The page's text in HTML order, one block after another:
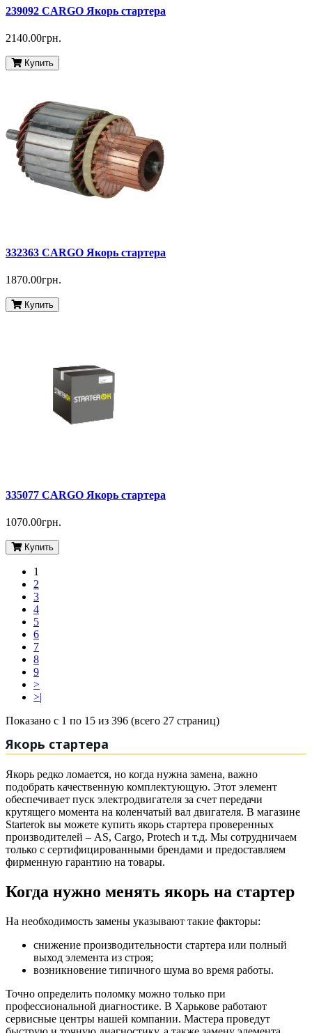
239092 CARGO Якорь стартера
2140.00грн.
Купить
332363 CARGO Якорь стартера
1870.00грн.
Купить
335077 CARGO Якорь стартера
1070.00грн.
Купить
1
2
3
4
5
6
7
8
9
>
>|
Показано с 1 по 15 из 396 (всего 27 страниц)
Якорь стартера
Якорь редко ломается, но когда нужна замена, важно
подобрать качественную комплектующую. Этот элемент
обеспечивает пуск электродвигателя за счет передачи
крутящего момента на коленчатый вал двигателя. В магазине
Starterok вы можете купить якорь стартера проверенных
производителей – AS, Cargo, Protech и т.д. Мы сотрудничаем
только с сертифицированными брендами и предоставляем
фирменную гарантию на товары.
Когда нужно менять якорь на стартер
На необходимость замены указывают такие факторы:
снижение производительности стартера или полный
выход элемента из строя;
возникновение типичного шума во время работы.
Точно определить поломку можно только при
профессиональной диагностике. В Харькове работают
сервисные центры нашей компании. Мастера проведут